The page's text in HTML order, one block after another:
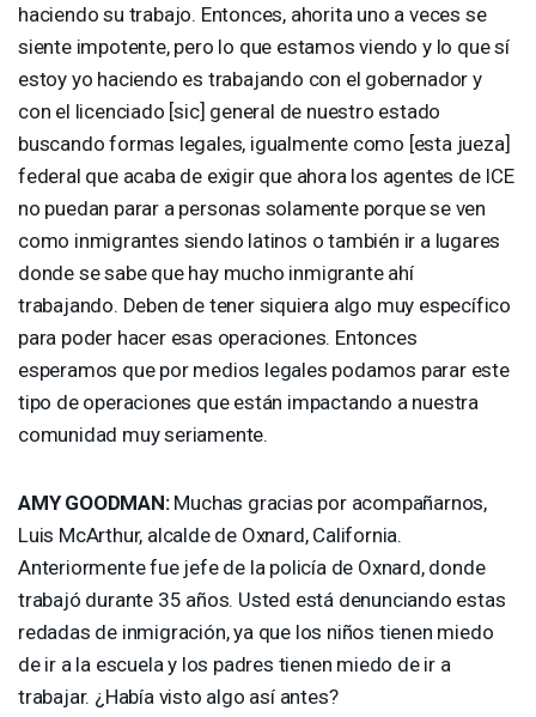
haciendo su trabajo. Entonces, ahorita uno a veces se
siente impotente, pero lo que estamos viendo y lo que sí
estoy yo haciendo es trabajando con el gobernador y
con el licenciado [sic] general de nuestro estado
buscando formas legales, igualmente como [esta jueza]
federal que acaba de exigir que ahora los agentes de ICE
no puedan parar a personas solamente porque se ven
como inmigrantes siendo latinos o también ir a lugares
donde se sabe que hay mucho inmigrante ahí
trabajando. Deben de tener siquiera algo muy específico
para poder hacer esas operaciones. Entonces
esperamos que por medios legales podamos parar este
tipo de operaciones que están impactando a nuestra
comunidad muy seriamente.
AMY GOODMAN:Muchas gracias por acompañarnos,
Luis McArthur, alcalde de Oxnard, California.
Anteriormente fue jefe de la policía de Oxnard, donde
trabajó durante 35 años. Usted está denunciando estas
redadas de inmigración, ya que los niños tienen miedo
de ir a la escuela y los padres tienen miedo de ir a
trabajar. ¿Había visto algo así antes?